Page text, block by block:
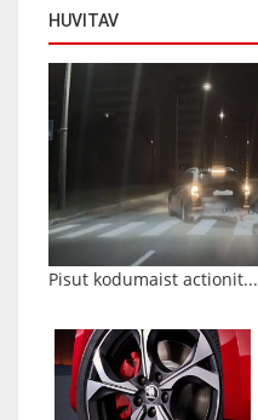
HUVITAV
Pisut kodumaist actionit...